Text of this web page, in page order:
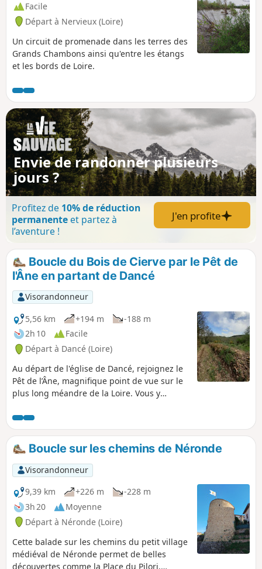
Facile
Départ à Nervieux (Loire)
Un circuit de promenade dans les terres des
Grands Chambons ainsi qu'entre les étangs
et les bords de Loire.
Envie de randonner plusieurs
jours ?
Profitez de 10% de réduction
permanenteet partez à
l’aventure !
J'en profite
Boucle du Bois de Cierve par le Pêt de
l'Âne en partant de Dancé
Visorandonneur
5,56 km
+194 m
-188 m
2h 10
Facile
Départ à Dancé (Loire)
Au départ de l'église de Dancé, rejoignez le
Pêt de l’Âne, magnifique point de vue sur le
plus long méandre de la Loire. Vous y
randonnée des bords de Loire. Vous pourrez
rentrer par le bois de Cierve, très beau sous-
bois. Du chemin menant à la Madone, belle
vue panoramique, à l'Est les Monts du
Lyonnais, au Sud les Monts du Pilat, puis en
allant vers l'Ouest les Monts du Forez avec
Pierre-sur-Haute et les Monts de la
Madeleine.
Boucle sur les chemins de Néronde
Visorandonneur
9,39 km
+226 m
-228 m
3h 20
Moyenne
Départ à Néronde (Loire)
Cette balade sur les chemins du petit village
médiéval de Néronde permet de belles
découvertes comme la Place du Pilori,